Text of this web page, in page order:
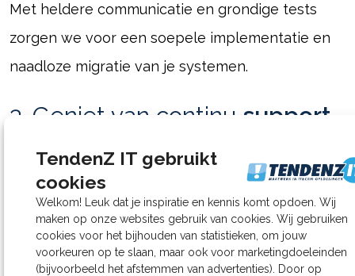
TendenZ IT gebruikt
cookies
Welkom! Leuk dat je inspiratie en kennis komt opdoen. Wij
maken op onze websites gebruik van cookies. Wij gebruiken
cookies voor het bijhouden van statistieken, om jouw
voorkeuren op te slaan, maar ook voor marketingdoeleinden
(bijvoorbeeld het afstemmen van advertenties). Door op
Met heldere communicatie en grondige tests
zorgen we voor een soepele implementatie en
naadloze migratie van je systemen.
3. Geniet van continu support
onderhoud: we staan altijd voor je klaar om je IT-
omgeving optimaal te houden.
Onboarding